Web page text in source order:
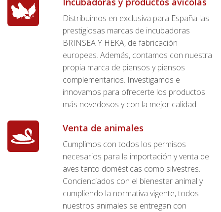
Distribuimos en exclusiva para España las
prestigiosas marcas de incubadoras
BRINSEA Y HEKA, de fabricación
europeas. Además, contamos con nuestra
propia marca de piensos y piensos
complementarios. Investigamos e
innovamos para ofrecerte los productos
más novedosos y con la mejor calidad.
Venta de animales
Cumplimos con todos los permisos
necesarios para la importación y venta de
aves tanto domésticas como silvestres.
Concienciados con el bienestar animal y
cumpliendo la normativa vigente, todos
nuestros animales se entregan con